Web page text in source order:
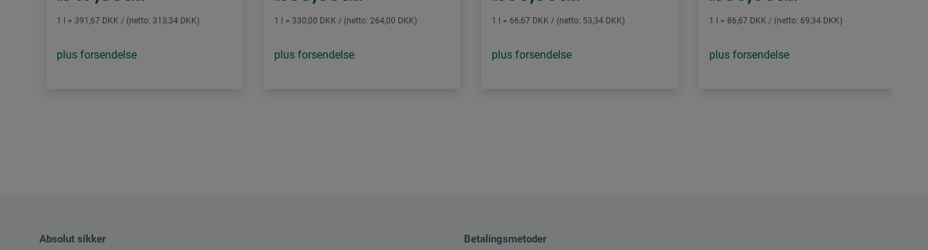
1 l = 391,67 DKK / (netto: 313,34 DKK)
plus forsendelse
1 l = 330,00 DKK / (netto: 264,00 DKK)
plus forsendelse
1 l = 66,67 DKK / (netto: 53,34 DKK)
plus forsendelse
1 l = 86,67 DKK / (netto: 69,34 DKK)
plus forsendelse
Absolut sikker Betalingsmetoder